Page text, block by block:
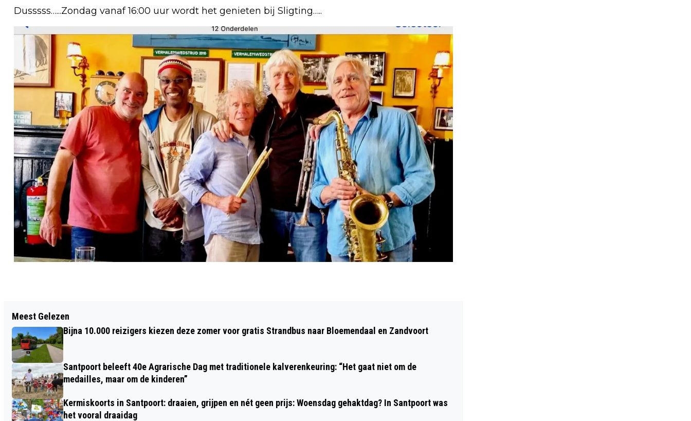
Dusssss…...Zondag vanaf 16:00 uur wordt het genieten bij Sligting…..
VOORLICHTING DIVERSITEIT BIJ
REGENBOOG LOKAAL WELZIJN
BLOEMENDAAL
WANDELTOCHT VAN 12 OF 20
HIGHLIGHTS
Meest Gelezen
Bijna 10.000 reizigers kiezen deze zomer voor gratis Strandbus naar Bloemendaal en Zandvoort
Santpoort beleeft 40e Agrarische Dag met traditionele kalverenkeuring: “Het gaat niet om de
medailles, maar om de kinderen”
Kermiskoorts in Santpoort: draaien, grijpen en nét geen prijs: Woensdag gehaktdag? In Santpoort was
het vooral draaidag